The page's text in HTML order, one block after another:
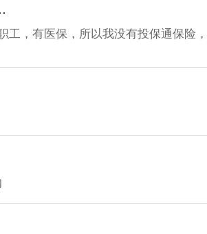
工，有医保，所以我没有投保通保险，